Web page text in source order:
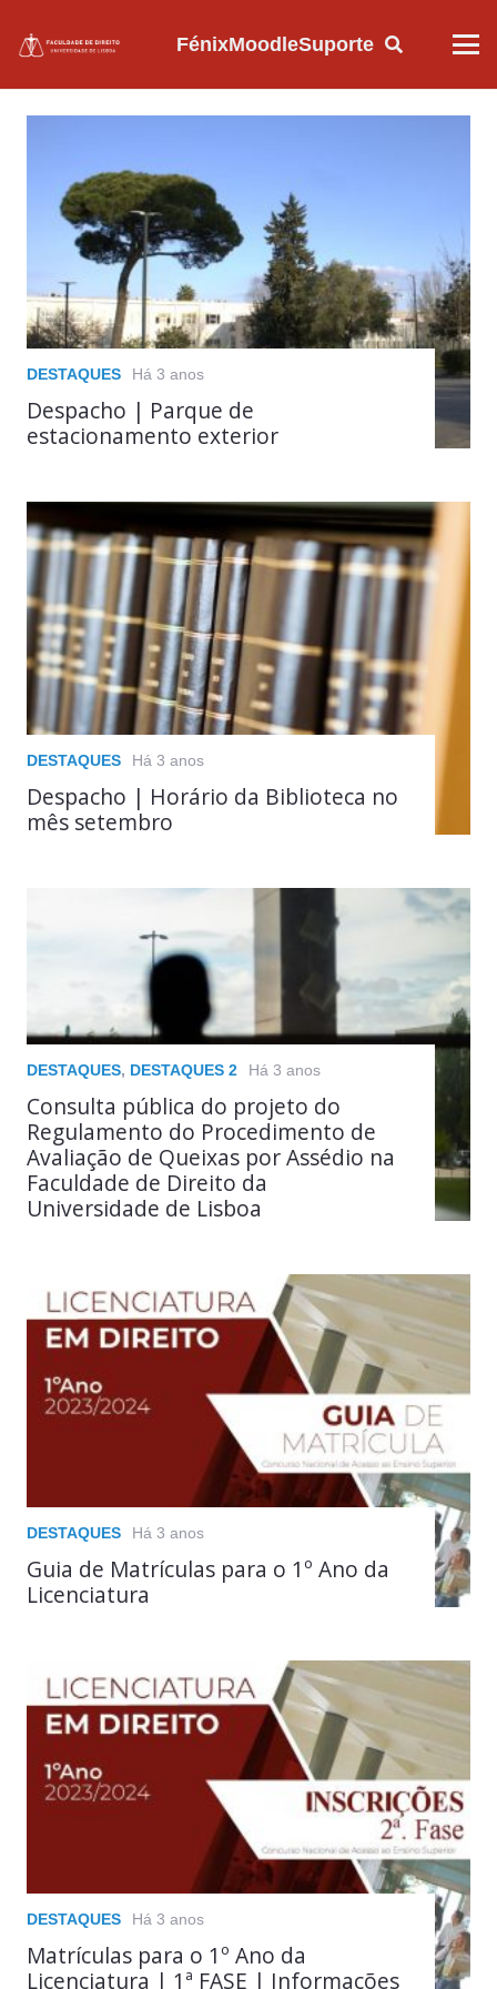
FénixMoodleSuporte
DESTAQUES Há 3 anos
Despacho | Parque de
estacionamento exterior
DESTAQUES Há 3 anos
Despacho | Horário da Biblioteca no
mês setembro
DESTAQUES, DESTAQUES 2 Há 3 anos
Consulta pública do projeto do
Regulamento do Procedimento de
Avaliação de Queixas por Assédio na
Faculdade de Direito da
Universidade de Lisboa
DESTAQUES Há 3 anos
Guia de Matrículas para o 1º Ano da
Licenciatura
DESTAQUES Há 3 anos
Matrículas para o 1º Ano da
Licenciatura | 1ª FASE | Informações